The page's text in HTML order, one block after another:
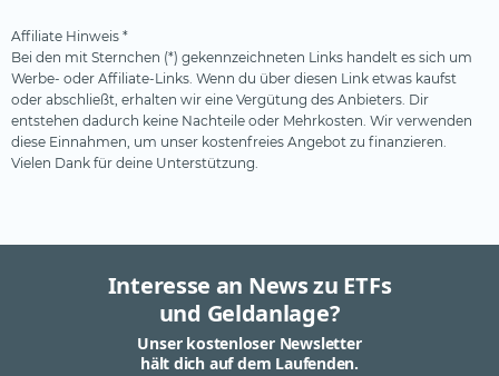
Affiliate Hinweis *
Bei den mit Sternchen (*) gekennzeichneten Links handelt es sich um
Werbe- oder Affiliate-Links. Wenn du über diesen Link etwas kaufst
oder abschließt, erhalten wir eine Vergütung des Anbieters. Dir
entstehen dadurch keine Nachteile oder Mehrkosten. Wir verwenden
diese Einnahmen, um unser kostenfreies Angebot zu finanzieren.
Vielen Dank für deine Unterstützung.
Interesse an News zu ETFs
und Geldanlage?
Unser kostenloser Newsletter
hält dich auf dem Laufenden.